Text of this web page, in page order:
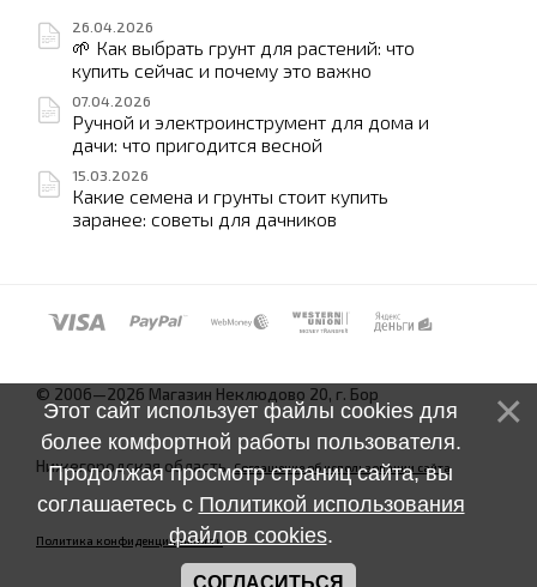
26.04.2026
🌱 Как выбрать грунт для растений: что
купить сейчас и почему это важно
07.04.2026
Ручной и электроинструмент для дома и
дачи: что пригодится весной
15.03.2026
Какие семена и грунты стоит купить
заранее: советы для дачников
© 2006—2026 Магазин Неклюдово 20, г. Бор
Нижегородская область.Соглашение об использовании сайта
Политика конфиденциальности
Этот сайт использует файлы cookies для
более комфортной работы пользователя.
Продолжая просмотр страниц сайта, вы
соглашаетесь с Политикой использования
файлов cookies.
СОГЛАСИТЬСЯ